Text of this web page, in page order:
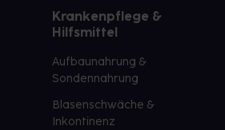
Krankenpflege &
Hilfsmittel
Aufbaunahrung &
Sondennahrung
Blasenschwäche &
Inkontinenz